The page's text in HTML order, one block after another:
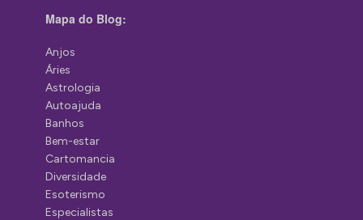
Mapa do Blog:
Anjos
Áries
Astrologia
Autoajuda
Banhos
Bem-estar
Cartomancia
Diversidade
Esoterismo
Especialistas